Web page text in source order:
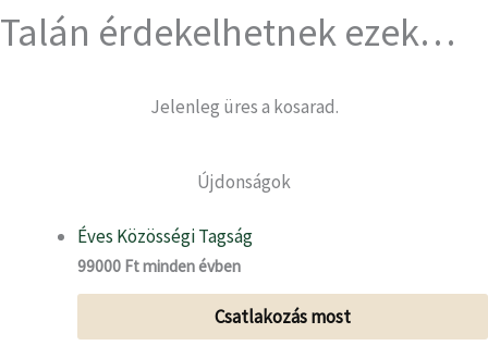
Skip
to
Talán érdekelhetnek ezek…
Jelenleg üres a kosarad.
Újdonságok
Éves Közösségi Tagság
99000 Ftminden évben
Csatlakozás most